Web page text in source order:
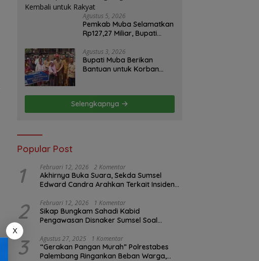
Agustus 5, 2026
Pemkab Muba Selamatkan
Rp127,27 Miliar, Bupati
Kembali untuk Rakyat
Agustus 3, 2026
Bupati Muba Berikan
Bantuan untuk Korban
Selengkapnya
Popular Post
1 Februari 12, 2026 2 Komentar
Akhirnya Buka Suara, Sekda Sumsel
Edward Candra Arahkan Terkait Insiden
2 Februari 12, 2026 1 Komentar
Sikap Bungkam Sahadi Kabid
Pengawasan Disnaker Sumsel Soal
Pengawasan K3?
3 Agustus 27, 2025 1 Komentar
“Gerakan Pangan Murah” Polrestabes
Palembang Ringankan Beban Warga,
X